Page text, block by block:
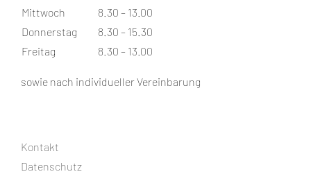
Mittwoch
8.30 – 13.00
Donnerstag
8.30 – 15.30
Freitag
8.30 – 13.00
sowie nach individueller Vereinbarung
Kontakt
Datenschutz